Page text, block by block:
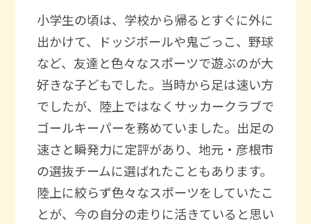
小学生の頃は、学校から帰るとすぐに外に
出かけて、ドッジボールや鬼ごっこ、野球
など、友達と色々なスポーツで遊ぶのが大
好きな子どもでした。当時から足は速い方
でしたが、陸上ではなくサッカークラブで
ゴールキーパーを務めていました。出足の
速さと瞬発力に定評があり、地元・彦根市
の選抜チームに選ばれたこともあります。
陸上に絞らず色々なスポーツをしていたこ
とが、今の自分の走りに活きていると思い